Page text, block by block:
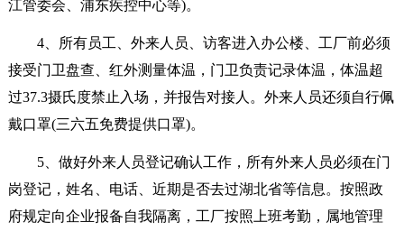
江管委会、浦东疾控中心等)。
4、所有员工、外来人员、访客进入办公楼、工厂前必须
接受门卫盘查、红外测量体温，门卫负责记录体温，体温超
过37.3摄氏度禁止入场，并报告对接人。外来人员还须自行佩
戴口罩(三六五免费提供口罩)。
5、做好外来人员登记确认工作，所有外来人员必须在门
岗登记，姓名、电话、近期是否去过湖北省等信息。按照政
府规定向企业报备自我隔离，工厂按照上班考勤，属地管理